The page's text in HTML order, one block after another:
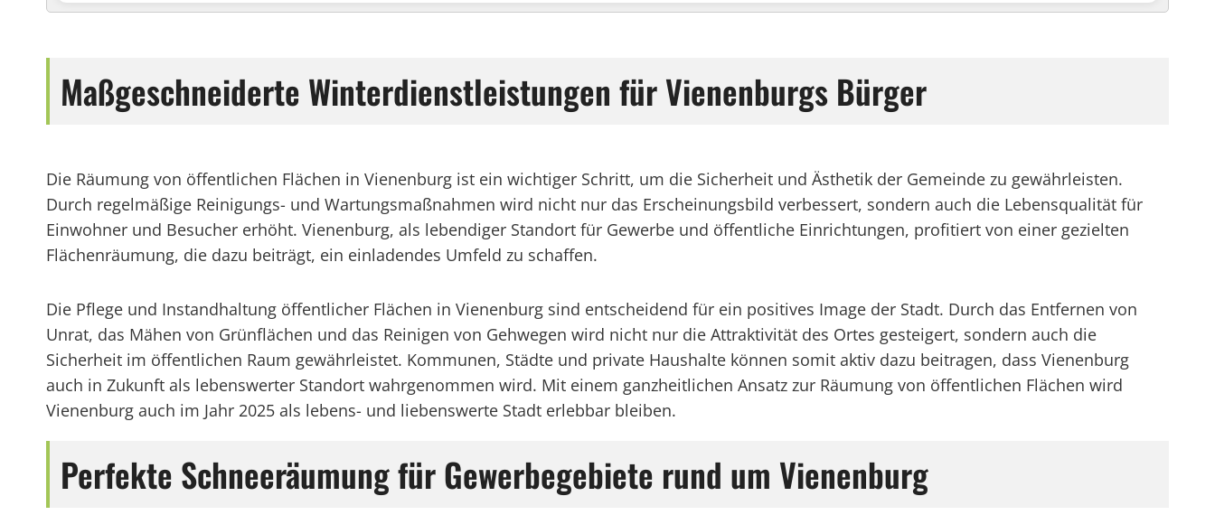
Maßgeschneiderte Winterdienstleistungen für Vienenburgs Bürger
Die Räumung von öffentlichen Flächen in Vienenburg ist ein wichtiger Schritt, um die Sicherheit und Ästhetik der Gemeinde zu gewährleisten.
Durch regelmäßige Reinigungs- und Wartungsmaßnahmen wird nicht nur das Erscheinungsbild verbessert, sondern auch die Lebensqualität für
Einwohner und Besucher erhöht. Vienenburg, als lebendiger Standort für Gewerbe und öffentliche Einrichtungen, profitiert von einer gezielten
Flächenräumung, die dazu beiträgt, ein einladendes Umfeld zu schaffen.
Die Pflege und Instandhaltung öffentlicher Flächen in Vienenburg sind entscheidend für ein positives Image der Stadt. Durch das Entfernen von
Unrat, das Mähen von Grünflächen und das Reinigen von Gehwegen wird nicht nur die Attraktivität des Ortes gesteigert, sondern auch die
Sicherheit im öffentlichen Raum gewährleistet. Kommunen, Städte und private Haushalte können somit aktiv dazu beitragen, dass Vienenburg
auch in Zukunft als lebenswerter Standort wahrgenommen wird. Mit einem ganzheitlichen Ansatz zur Räumung von öffentlichen Flächen wird
Vienenburg auch im Jahr 2025 als lebens- und liebenswerte Stadt erlebbar bleiben.
Perfekte Schneeräumung für Gewerbegebiete rund um Vienenburg